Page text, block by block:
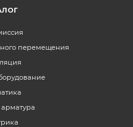
перемещения